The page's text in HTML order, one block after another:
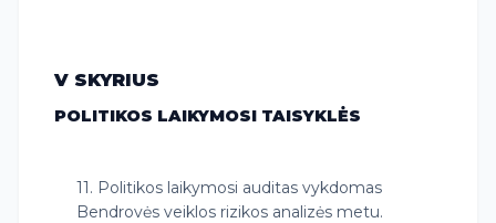
V SKYRIUS
POLITIKOS LAIKYMOSI TAISYKLĖS
11. Politikos laikymosi auditas vykdomas
Bendrovės veiklos rizikos analizės metu.